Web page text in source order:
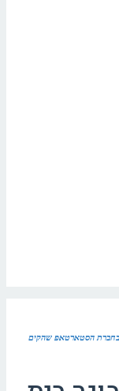
בחברת הסטארטאפ שהקים